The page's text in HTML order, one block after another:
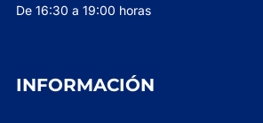
De 16:30 a 19:00 horas
INFORMACIÓN